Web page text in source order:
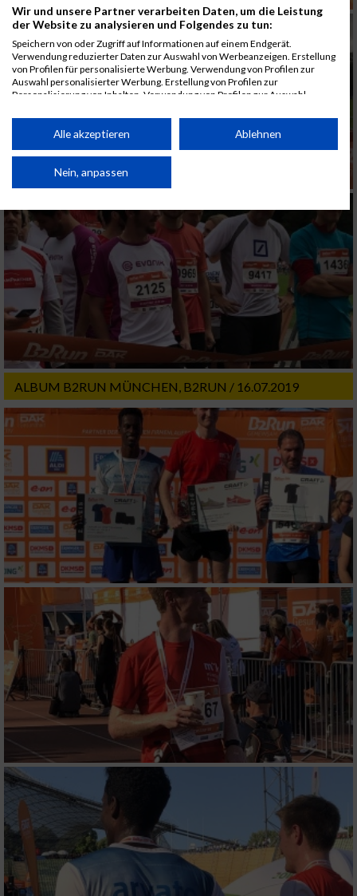
ALBUM B2RUN MÜNCHEN, B2RUN / 16.07.2019
Wir und unsere Partner verarbeiten Daten, um die Leistung
der Website zu analysieren und Folgendes zu tun:
Speichern von oder Zugriff auf Informationen auf einem Endgerät.
Verwendung reduzierter Daten zur Auswahl von Werbeanzeigen. Erstellung
von Profilen für personalisierte Werbung. Verwendung von Profilen zur
Auswahl personalisierter Werbung. Erstellung von Profilen zur
Personalisierung von Inhalten. Verwendung von Profilen zur Auswahl
Performance von Inhalten. Analyse von Zielgruppen durch Statistiken oder
Kombinationen von Daten aus verschiedenen Quellen. Entwicklung und
von Inhalten.
Daten können außerhalb der Europäischen Union weitergegeben und in die
Website/App.
Partnerliste anzeigen (1 IAB-Anbieter)
Wir nutzen Ihre Daten für folgende Zwecke:
IAB-Verarbeitungszwecke:
Speichern von oder Zugriff auf Informationen
auf einem Endgerät
Verwendung reduzierter Daten zur Auswahl
von Werbeanzeigen
Erstellung von Profilen für personalisierte
Verwendung von Profilen zur Auswahl
personalisierter Werbung
Erstellung von Profilen zur Personalisierung
von Inhalten
Verwendung von Profilen zur Auswahl
personalisierter Inhalte
Messung der Werbeleistung
Messung der Performance von Inhalten
Analyse von Zielgruppen durch Statistiken
oder Kombinationen von Daten aus
verschiedenen Quellen
Entwicklung und Verbesserung der Angebote
Verwendung reduzierter Daten zur Auswahl
von Inhalten
IAB-Besonderheiten:
Verwendung genauer Standortdaten
Alle akzeptieren Ablehnen
Nein, anpassen